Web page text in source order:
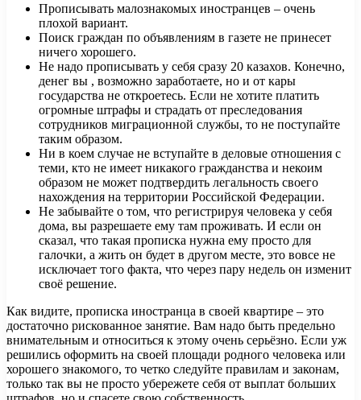
Прописывать малознакомых иностранцев – очень
плохой вариант.
Поиск граждан по объявлениям в газете не принесет
ничего хорошего.
Не надо прописывать у себя сразу 20 казахов. Конечно,
денег вы , возможно заработаете, но и от кары
государства не откроетесь. Если не хотите платить
огромные штрафы и страдать от преследования
сотрудников миграционной службы, то не поступайте
таким образом.
Ни в коем случае не вступайте в деловые отношения с
теми, кто не имеет никакого гражданства и некоим
образом не может подтвердить легальность своего
нахождения на территории Российской Федерации.
Не забывайте о том, что регистрируя человека у себя
дома, вы разрешаете ему там проживать. И если он
сказал, что такая прописка нужна ему просто для
галочки, а жить он будет в другом месте, это вовсе не
исключает того факта, что через пару недель он изменит
своё решение.
Как видите, прописка иностранца в своей квартире – это
достаточно рискованное занятие. Вам надо быть предельно
внимательным и относиться к этому очень серьёзно. Если уж
решились оформить на своей площади родного человека или
хорошего знакомого, то четко следуйте правилам и законам,
только так вы не просто убережете себя от выплат больших